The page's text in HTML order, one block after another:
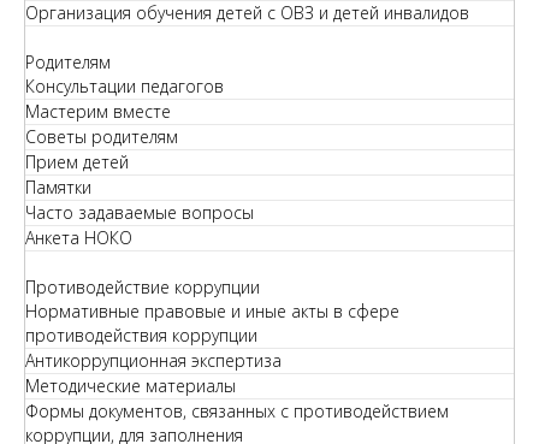
Организация обучения детей с ОВЗ и детей инвалидов
Родителям
Консультации педагогов
Мастерим вместе
Советы родителям
Прием детей
Памятки
Часто задаваемые вопросы
Анкета НОКО
Противодействие коррупции
Нормативные правовые и иные акты в сфере
противодействия коррупции
Антикоррупционная экспертиза
Методические материалы
Формы документов, связанных с противодействием
коррупции, для заполнения